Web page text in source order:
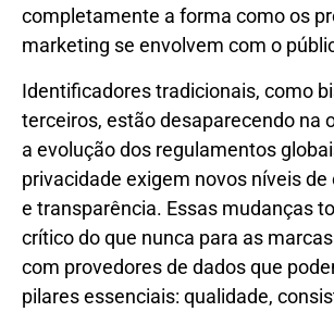
completamente a forma como os
marketing se envolvem com o
Identificadores tradicionais, como
terceiros, estão desaparecendo na
a evolução dos regulamentos
privacidade exigem novos níveis
e transparência. Essas mudanças
crítico do que nunca para as
com provedores de dados que
pilares essenciais: qualidade,